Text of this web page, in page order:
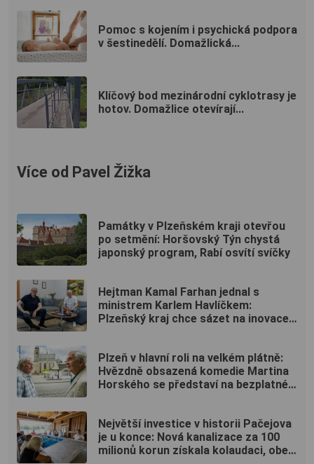
Pomoc s kojením i psychická podpora
v šestinedělí. Domažlická...
Klíčový bod mezinárodní cyklotrasy je
hotov. Domažlice otevírají...
Více od Pavel Žižka
Památky v Plzeňském kraji otevřou
po setmění: Horšovský Týn chystá
japonský program, Rabí osvítí svíčky
Hejtman Kamal Farhan jednal s
ministrem Karlem Havlíčkem:
Plzeňský kraj chce sázet na inovace
Plzeň v hlavní roli na velkém plátně:
Hvězdně obsazená komedie Martina
Horského se představí na bezplatné
Největší investice v historii Pačejova
je u konce: Nová kanalizace za 100
milionů korun získala kolaudaci, obec